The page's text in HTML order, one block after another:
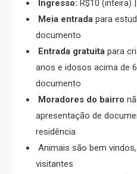
Ingresso: R$10 (inteira)
Meia entrada para
documento
Entrada gratuita para
anos e idosos acima de
documento
Moradores do bairro
apresentação de
residência
Animais são bem
visitantes